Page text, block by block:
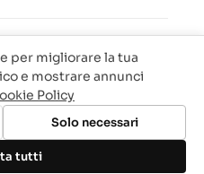
carrello
12093700156
Milano
per migliorare la tua
e mostrare annunci
Policy
Solo necessari
tutti